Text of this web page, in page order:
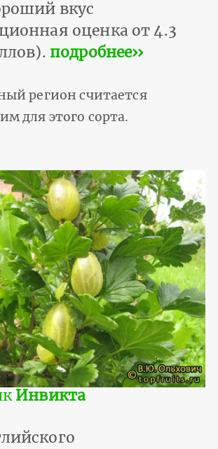
вкус
оценка от 4.3
подробнее››
регион считается
для этого сорта.
Инвикта